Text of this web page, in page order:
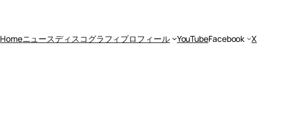
Homeニュースディスコグラフィ プロフィール YouTubeFacebook X